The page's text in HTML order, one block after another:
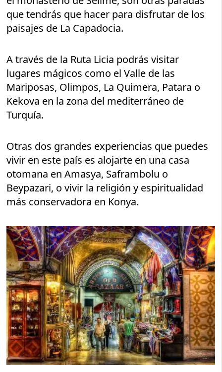
que tendrás que hacer para disfrutar de los
paisajes de La Capadocia.
A través de la Ruta Licia podrás visitar
lugares mágicos como el Valle de las
Mariposas, Olimpos, La Quimera, Patara o
Kekova en la zona del mediterráneo de
Turquía.
Otras dos grandes experiencias que puedes
vivir en este país es alojarte en una casa
otomana en Amasya, Saframbolu o
Beypazari, o vivir la religión y espiritualidad
más conservadora en Konya.